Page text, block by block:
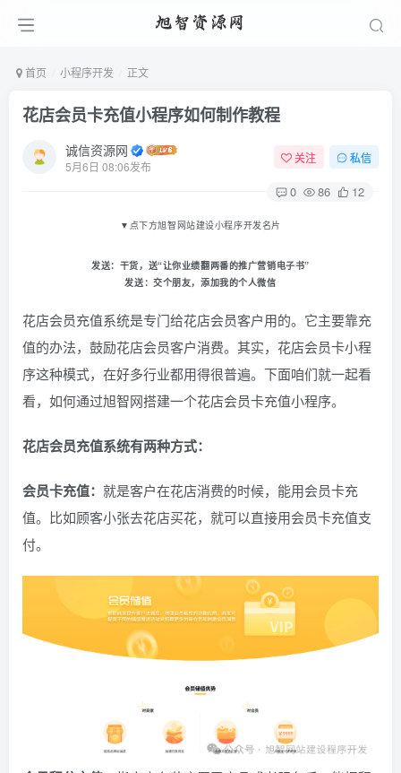
首页 小程序开发 正文
花店会员卡充值小程序如何制作教程
诚信资源网
5月6日 08:06发布
关注 私信
0 86 12
▼ 点下方旭智网站建设小程序开发名片
发送： 干货，送“让你业绩翻两番的推广营销电子书”
发送：交个朋友，添加我的个人微信
花店会员充值系统是专门给花店会员客户用的。它主要靠充
值的办法，鼓励花店会员客户消费。其实，花店会员卡小程
序这种模式，在好多行业都用得很普遍。下面咱们就一起看
看，如何通过旭智网搭建一个花店会员卡充值小程序。
花店会员充值系统有两种方式：
会员卡充值： 就是客户在花店消费的时候，能用会员卡充
值。比如顾客小张去花店买花，就可以直接用会员卡充值支
付。